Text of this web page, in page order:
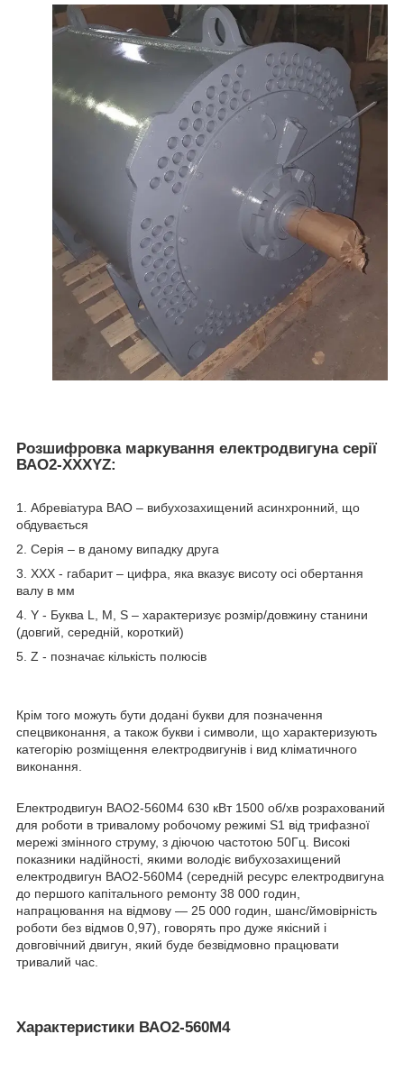
Розшифровка маркування електродвигуна серії
ВАО2-XXXYZ:
1. Абревіатура ВАО – вибухозахищений асинхронний, що
обдувається
2. Серія – в даному випадку друга
3. XXX - габарит – цифра, яка вказує висоту осі обертання
валу в мм
4. Y - Буква L, M, S – характеризує розмір/довжину станини
(довгий, середній, короткий)
5. Z - позначає кількість полюсів
Крім того можуть бути додані букви для позначення
спецвиконання, а також букви і символи, що характеризують
категорію розміщення електродвигунів і вид кліматичного
виконання.
Електродвигун ВАО2-560М4 630 кВт 1500 об/хв розрахований
для роботи в тривалому робочому режимі S1 від трифазної
мережі змінного струму, з діючою частотою 50Гц. Високі
показники надійності, якими володіє вибухозахищений
електродвигун ВАО2-560М4 (середній ресурс електродвигуна
до першого капітального ремонту 38 000 годин,
напрацювання на відмову ― 25 000 годин, шанс/ймовірність
роботи без відмов 0,97), говорять про дуже якісний і
довговічний двигун, який буде безвідмовно працювати
тривалий час.
Характеристики ВАО2-560М4